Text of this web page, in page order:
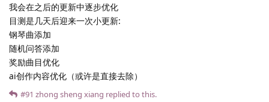
我会在之后的更新中逐步优化
目测是几天后迎来一次小更新:
钢琴曲添加
随机问答添加
奖励曲目优化
ai创作内容优化（或许是直接去除）
#91 zhong sheng xiang replied to this.